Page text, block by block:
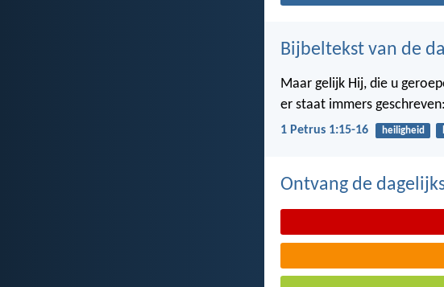
Bijbeltekst van de
Maar gelijk Hij, die u
er staat immers
1 Petrus 1:15-16 heiligheid
Ontvang de